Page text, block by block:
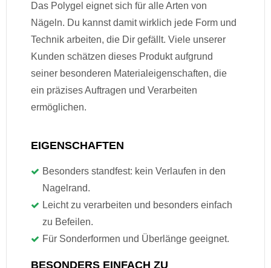
Das Polygel eignet sich für alle Arten von
Nägeln. Du kannst damit wirklich jede Form und
Technik arbeiten, die Dir gefällt. Viele unserer
Kunden schätzen dieses Produkt aufgrund
seiner besonderen Materialeigenschaften, die
ein präzises Auftragen und Verarbeiten
ermöglichen.
EIGENSCHAFTEN
Besonders standfest: kein Verlaufen in den
Nagelrand.
Leicht zu verarbeiten und besonders einfach
zu Befeilen.
Für Sonderformen und Überlänge geeignet.
BESONDERS EINFACH ZU